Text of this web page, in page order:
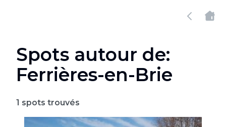
Spots autour de:
Ferrières-en-Brie
1 spots trouvés